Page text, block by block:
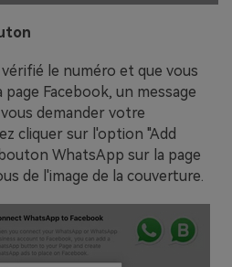
le numéro et que vous
Facebook, un message
demander votre
cliquer sur l'option "Add
WhatsApp sur la page
de l'image de la couverture.